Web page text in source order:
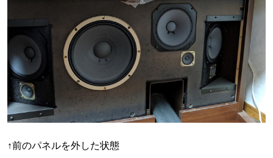
↑前のパネルを外した状態